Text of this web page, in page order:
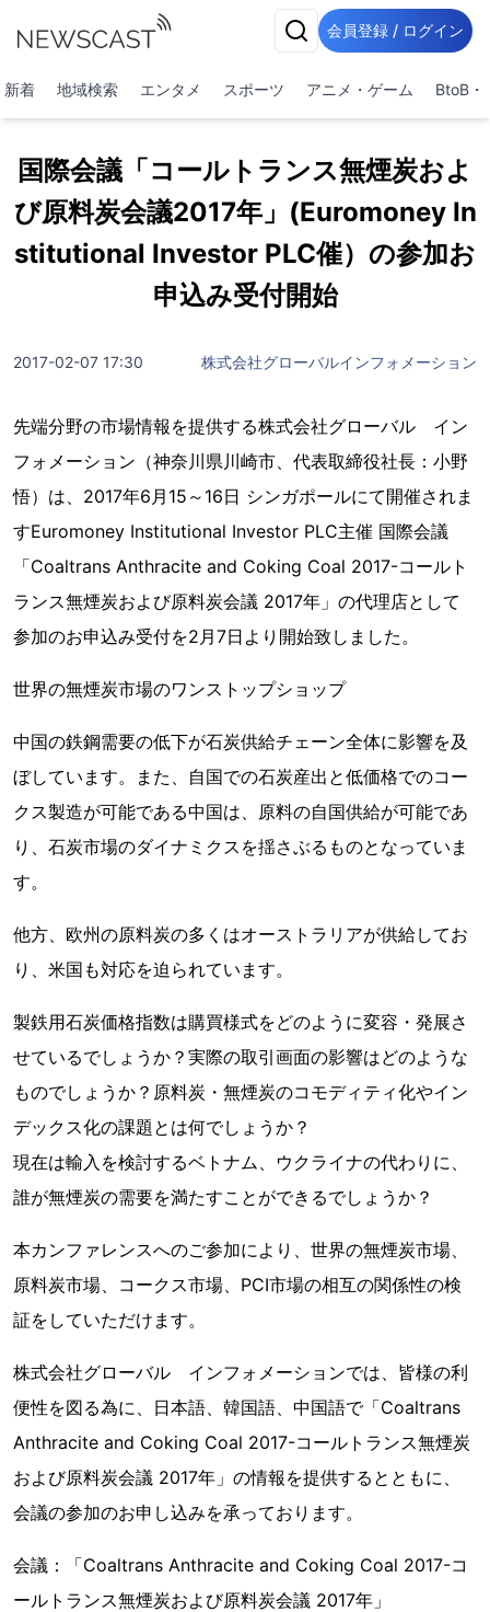
会員登録 / ログイン
新着 地域検索 エンタメ スポーツ アニメ・ゲーム BtoB・
国際会議「コールトランス無煙炭およ
び原料炭会議2017年」(Euromoney In
stitutional Investor PLC催）の参加お
申込み受付開始
2017-02-07 17:30 株式会社グローバルインフォメーション
先端分野の市場情報を提供する株式会社グローバル イン
フォメーション（神奈川県川崎市、代表取締役社長：小野
悟）は、2017年6月15～16日 シンガポールにて開催されま
すEuromoney Institutional Investor PLC主催 国際会議
「Coaltrans Anthracite and Coking Coal 2017-コールト
ランス無煙炭および原料炭会議 2017年」の代理店として
参加のお申込み受付を2月7日より開始致しました。
世界の無煙炭市場のワンストップショップ
中国の鉄鋼需要の低下が石炭供給チェーン全体に影響を及
ぼしています。また、自国での石炭産出と低価格でのコー
クス製造が可能である中国は、原料の自国供給が可能であ
り、石炭市場のダイナミクスを揺さぶるものとなっていま
す。
他方、欧州の原料炭の多くはオーストラリアが供給してお
り、米国も対応を迫られています。
製鉄用石炭価格指数は購買様式をどのように変容・発展さ
せているでしょうか？実際の取引画面の影響はどのような
ものでしょうか？原料炭・無煙炭のコモディティ化やイン
デックス化の課題とは何でしょうか？
現在は輸入を検討するベトナム、ウクライナの代わりに、
誰が無煙炭の需要を満たすことができるでしょうか？
本カンファレンスへのご参加により、世界の無煙炭市場、
原料炭市場、コークス市場、PCI市場の相互の関係性の検
証をしていただけます。
株式会社グローバル インフォメーションでは、皆様の利
便性を図る為に、日本語、韓国語、中国語で「Coaltrans
Anthracite and Coking Coal 2017-コールトランス無煙炭
および原料炭会議 2017年」の情報を提供するとともに、
会議の参加のお申し込みを承っております。
会議：「Coaltrans Anthracite and Coking Coal 2017-コ
ールトランス無煙炭および原料炭会議 2017年」